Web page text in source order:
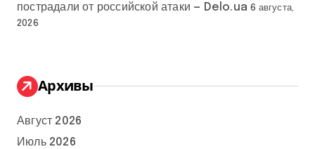
пострадали от российской атаки — Delo.ua 6 августа,
2026
Архивы
Август 2026
Июль 2026